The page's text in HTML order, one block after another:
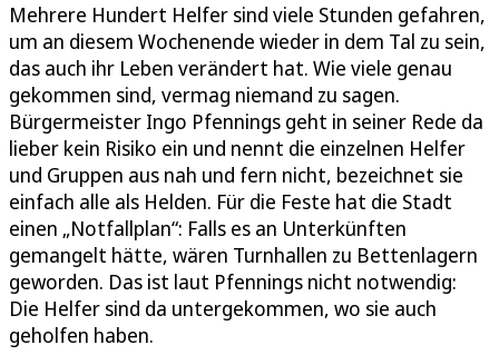
Mehrere Hundert Helfer sind viele Stunden gefahren,
um an diesem Wochenende wieder in dem Tal zu sein,
das auch ihr Leben verändert hat. Wie viele genau
gekommen sind, vermag niemand zu sagen.
Bürgermeister Ingo Pfennings geht in seiner Rede da
lieber kein Risiko ein und nennt die einzelnen Helfer
und Gruppen aus nah und fern nicht, bezeichnet sie
einfach alle als Helden. Für die Feste hat die Stadt
einen „Notfallplan“: Falls es an Unterkünften
gemangelt hätte, wären Turnhallen zu Bettenlagern
geworden. Das ist laut Pfennings nicht notwendig:
Die Helfer sind da untergekommen, wo sie auch
geholfen haben.